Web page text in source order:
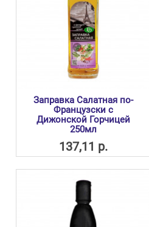
Заправка Салатная по-
Французски с
Дижонской Горчицей
250мл
137,11 р.